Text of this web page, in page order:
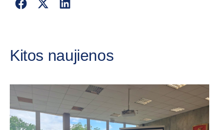
Kitos naujienos